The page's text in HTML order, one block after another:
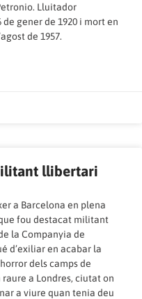
Lluitador
gener de 1920 i mort en
de 1957.
llibertari
a Barcelona en plena
fou destacat militant
la Companyia de
d’exiliar en acabar la
dels camps de
a Londres, ciutat on
a viure quan tenia deu